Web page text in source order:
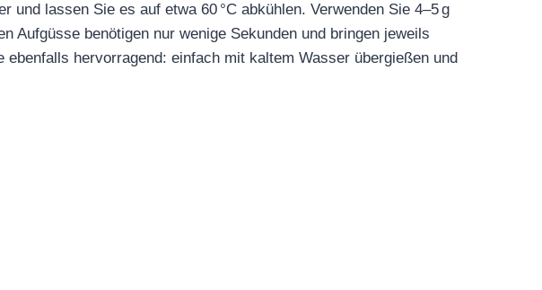
lassen Sie es auf etwa 60 °C abkühlen. Verwenden Sie 4–5 g
Aufgüsse benötigen nur wenige Sekunden und bringen jeweils
hervorragend: einfach mit kaltem Wasser übergießen und